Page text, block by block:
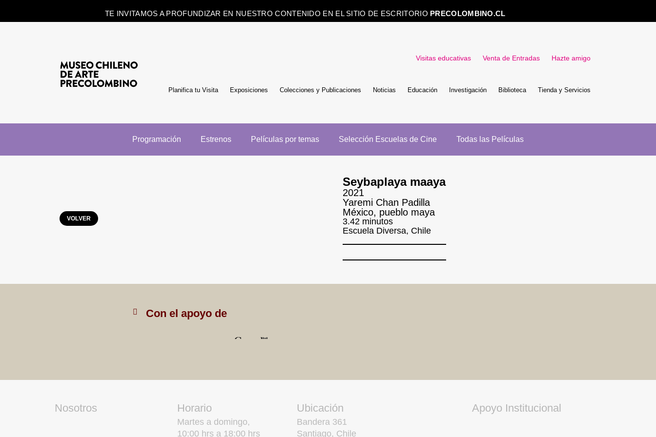
TE INVITAMOS A PROFUNDIZAR EN NUESTRO CONTENIDO EN EL SITIO DE ESCRITORIO PRECOLOMBINO.CL
Visitas educativas Venta de Entradas Hazte amigo
Planifica tu Visita Exposiciones Colecciones y Publicaciones Noticias Educación Investigación Biblioteca Tienda y Servicios
Programación Estrenos Películas por temas Selección Escuelas de Cine Todas las Películas
VOLVER
Seybaplaya maaya
2021
Yaremi Chan Padilla
México, pueblo maya
3.42 minutos
Escuela Diversa, Chile
Con el apoyo de
Nosotros Horario
Martes a domingo,
10:00 hrs a 18:00 hrs
Ubicación
Bandera 361
Santiago, Chile
Apoyo Institucional